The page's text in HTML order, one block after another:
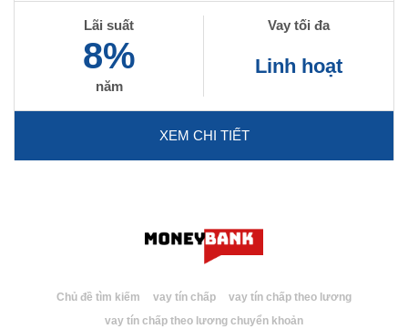
Lãi suất
8%
năm
Vay tối đa
Linh hoạt
XEM CHI TIẾT
Chủ đề tìm kiếm vay tín chấp
vay tín chấp theo lương
vay tín chấp theo lương chuyển khoản